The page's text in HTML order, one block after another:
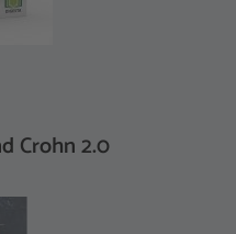
Crohn 2.0